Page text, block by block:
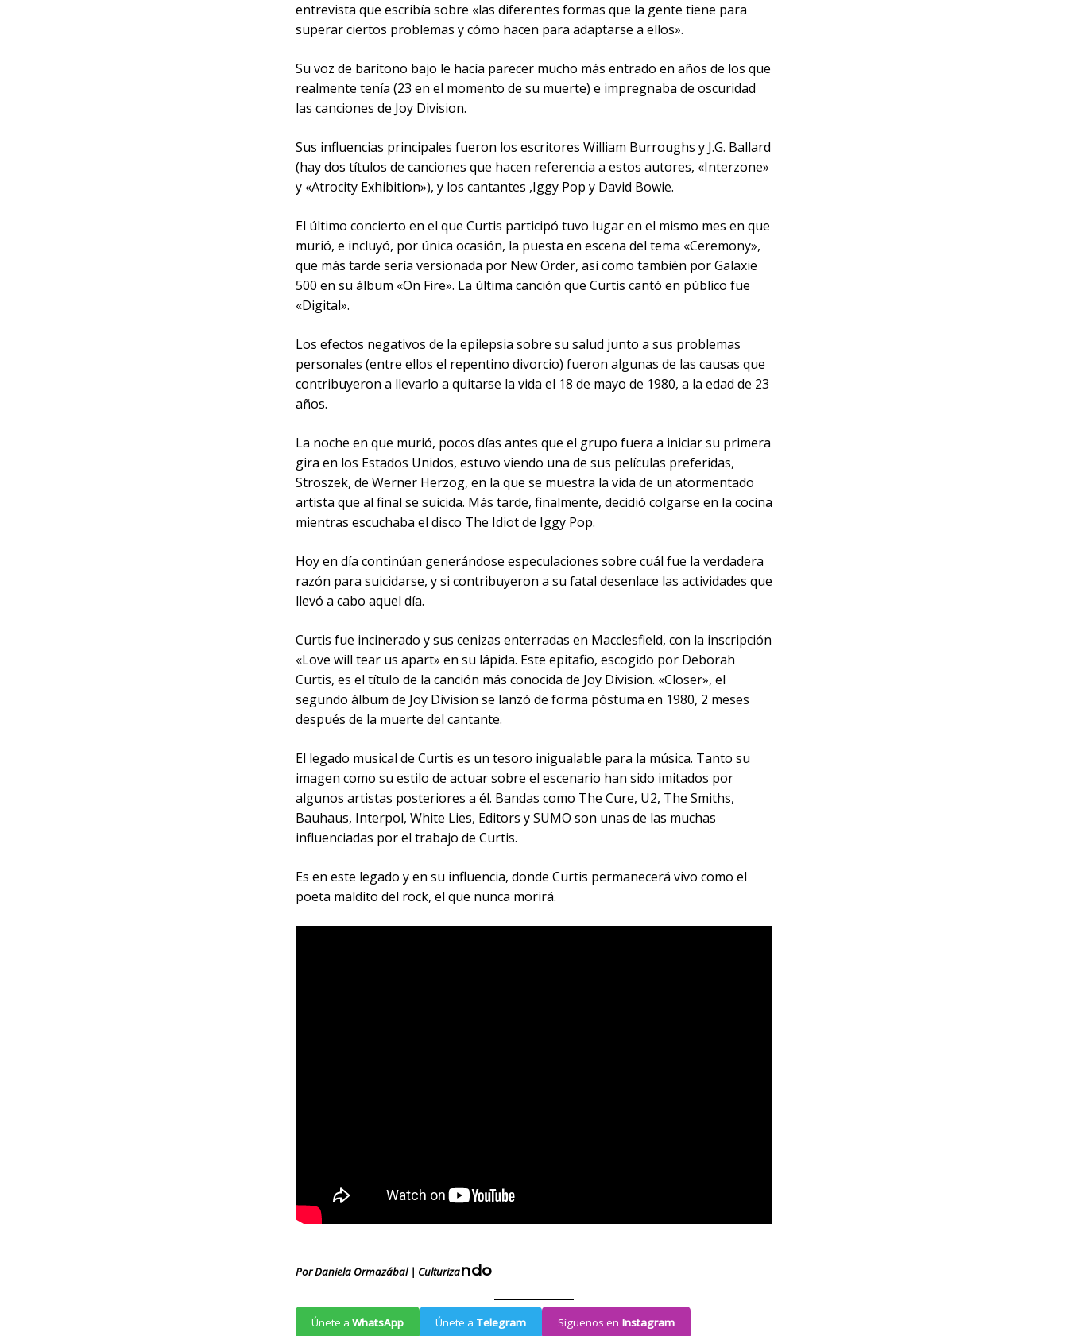
entrevista que escribía sobre «las diferentes formas que la gente tiene para
superar ciertos problemas y cómo hacen para adaptarse a ellos».
Su voz de barítono bajo le hacía parecer mucho más entrado en años de los que
realmente tenía (23 en el momento de su muerte) e impregnaba de oscuridad
las canciones de Joy Division.
Sus influencias principales fueron los escritores William Burroughs y J.G. Ballard
(hay dos títulos de canciones que hacen referencia a estos autores, «Interzone»
y «Atrocity Exhibition»), y los cantantes ,Iggy Pop y David Bowie.
El último concierto en el que Curtis participó tuvo lugar en el mismo mes en que
murió, e incluyó, por única ocasión, la puesta en escena del tema «Ceremony»,
que más tarde sería versionada por New Order, así como también por Galaxie
500 en su álbum «On Fire». La última canción que Curtis cantó en público fue
«Digital».
Los efectos negativos de la epilepsia sobre su salud junto a sus problemas
personales (entre ellos el repentino divorcio) fueron algunas de las causas que
contribuyeron a llevarlo a quitarse la vida el 18 de mayo de 1980, a la edad de 23
años.
La noche en que murió, pocos días antes que el grupo fuera a iniciar su primera
gira en los Estados Unidos, estuvo viendo una de sus películas preferidas,
Stroszek, de Werner Herzog, en la que se muestra la vida de un atormentado
artista que al final se suicida. Más tarde, finalmente, decidió colgarse en la cocina
mientras escuchaba el disco The Idiot de Iggy Pop.
Hoy en día continúan generándose especulaciones sobre cuál fue la verdadera
razón para suicidarse, y si contribuyeron a su fatal desenlace las actividades que
llevó a cabo aquel día.
Curtis fue incinerado y sus cenizas enterradas en Macclesfield, con la inscripción
«Love will tear us apart» en su lápida. Este epitafio, escogido por Deborah
Curtis, es el título de la canción más conocida de Joy Division. «Closer», el
segundo álbum de Joy Division se lanzó de forma póstuma en 1980, 2 meses
después de la muerte del cantante.
El legado musical de Curtis es un tesoro inigualable para la música. Tanto su
imagen como su estilo de actuar sobre el escenario han sido imitados por
algunos artistas posteriores a él. Bandas como The Cure, U2, The Smiths,
Bauhaus, Interpol, White Lies, Editors y SUMO son unas de las muchas
influenciadas por el trabajo de Curtis.
Es en este legado y en su influencia, donde Curtis permanecerá vivo como el
poeta maldito del rock, el que nunca morirá.
Por Daniela Ormazábal | Culturizando
Únete a WhatsApp Únete a Telegram Síguenos en Instagram